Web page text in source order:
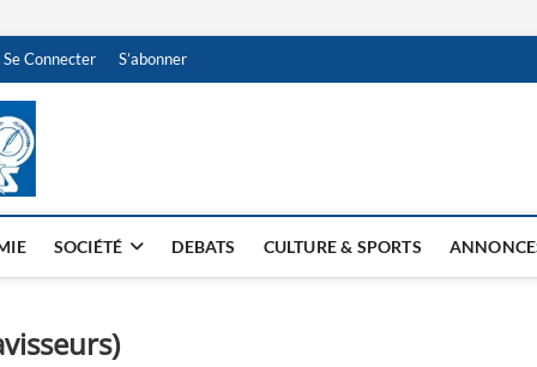
Se Connecter S’abonner
NDJAMENA HEBDO
SOCIÉTÉ DEBATS CULTURE & SPORTS